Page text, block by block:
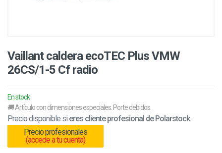
Vaillant caldera ecoTEC Plus VMW
26CS/1-5 Cf radio
En stock
🚚 Artículo con dimensiones especiales. Porte debidos.
Precio disponible si eres cliente profesional de Polarstock.
Precio profesionales
(accede a tu cuenta)